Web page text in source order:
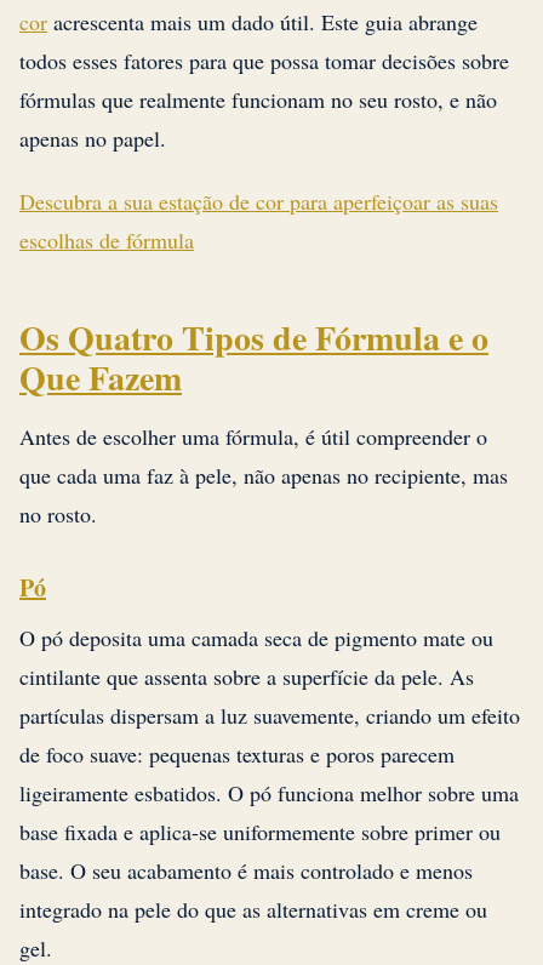
cor acrescenta mais um dado útil. Este guia abrange
todos esses fatores para que possa tomar decisões sobre
fórmulas que realmente funcionam no seu rosto, e não
apenas no papel.
Descubra a sua estação de cor para aperfeiçoar as suas
escolhas de fórmula
Os Quatro Tipos de Fórmula e o
Que Fazem
Antes de escolher uma fórmula, é útil compreender o
que cada uma faz à pele, não apenas no recipiente, mas
no rosto.
Pó
O pó deposita uma camada seca de pigmento mate ou
cintilante que assenta sobre a superfície da pele. As
partículas dispersam a luz suavemente, criando um efeito
de foco suave: pequenas texturas e poros parecem
ligeiramente esbatidos. O pó funciona melhor sobre uma
base fixada e aplica-se uniformemente sobre primer ou
base. O seu acabamento é mais controlado e menos
integrado na pele do que as alternativas em creme ou
gel.